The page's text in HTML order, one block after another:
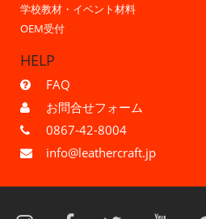
学校教材・イベント材料
OEM受付
HELP
FAQ
お問合せフォーム
0867-42-8004
info@leathercraft.jp